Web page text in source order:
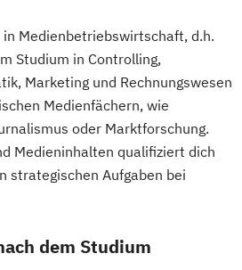
Medienbetriebswirtschaft, d.h.
Studium in Controlling,
Marketing und Rechnungswesen
Medienfächern, wie
oder Marktforschung.
Medieninhalten qualifiziert dich
strategischen Aufgaben bei
dem Studium